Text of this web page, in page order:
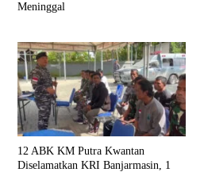
Meninggal
12 ABK KM Putra Kwantan
Diselamatkan KRI Banjarmasin, 1